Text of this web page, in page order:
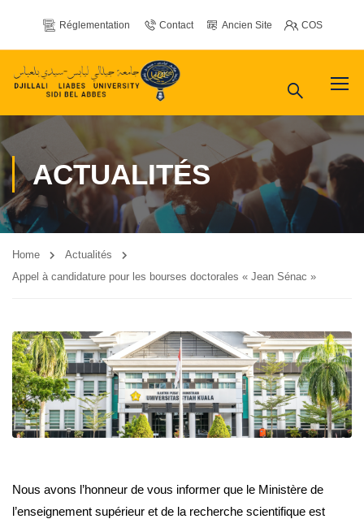
Réglementation Contact Ancien Site COS
ACTUALITÉS
Home
Actualités
Appel à candidature pour les bourses doctorales « Jean Sénac »
Nous avons l’honneur de vous informer que le Ministère de
l’enseignement supérieur et de la recherche scientifique est